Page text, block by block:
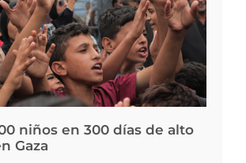
niños en 300 días de alto
Gaza